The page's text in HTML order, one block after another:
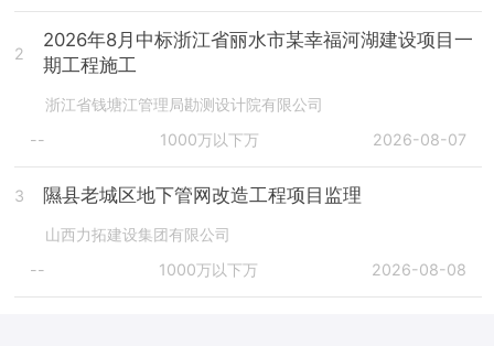
2
2026年8月中标浙江省丽水市某幸福河湖建设项目一
期工程施工
浙江省钱塘江管理局勘测设计院有限公司
--
1000万以下万 2026-08-07
3 隰县老城区地下管网改造工程项目监理
山西力拓建设集团有限公司
--
1000万以下万 2026-08-08